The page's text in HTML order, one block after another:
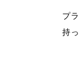
プ
持